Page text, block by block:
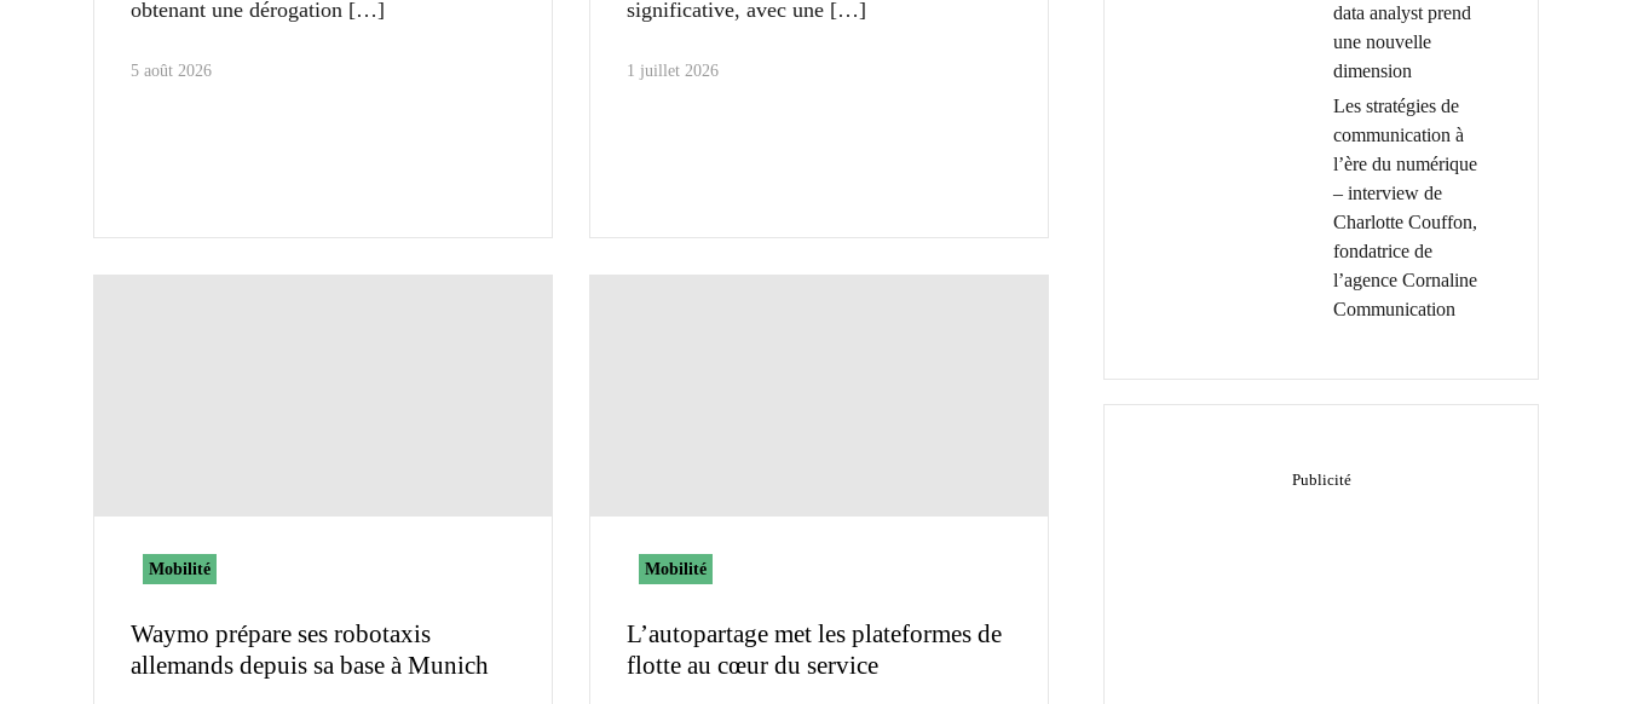
obtenant une dérogation
5 août 2026
significative, avec une
1 juillet 2026
Mobilité
Waymo prépare ses robotaxis
allemands depuis sa base à Munich
Mobilité
L’autopartage met les plateformes de
flotte au cœur du service
data analyst prend
une nouvelle
dimension
Les stratégies de
communication à
l’ère du numérique
– interview de
Charlotte Couffon,
fondatrice de
l’agence Cornaline
Communication